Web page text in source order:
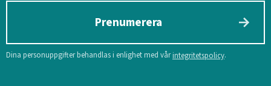
Prenumerera
Dina personuppgifter behandlas i enlighet med vårintegritetspolicy.